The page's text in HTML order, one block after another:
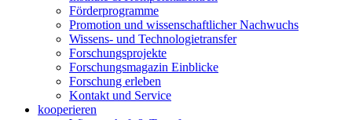
Förderprogramme
Promotion und wissenschaftlicher Nachwuchs
Wissens- und Technologietransfer
Forschungsprojekte
Forschungsmagazin Einblicke
Forschung erleben
Kontakt und Service
kooperieren